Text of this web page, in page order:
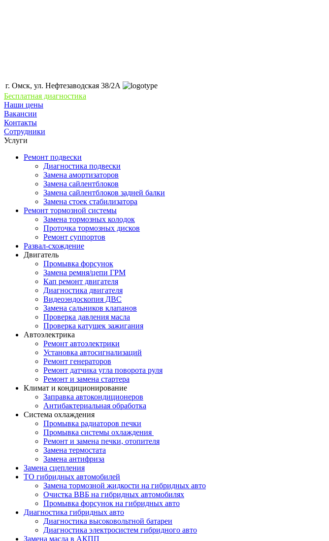
г. Омск, ул. Нефтезаводская 38/2А
Бесплатная диагностика
Наши цены
Вакансии
Контакты
Сотрудники
Услуги
Ремонт подвески
Диагностика подвески
Замена амортизаторов
Замена сайлентблоков
Замена сайлентблоков задней балки
Замена стоек стабилизатора
Ремонт тормозной системы
Замена тормозных колодок
Проточка тормозных дисков
Ремонт суппортов
Развал-схождение
Двигатель
Промывка форсунок
Замена ремня/цепи ГРМ
Кап ремонт двигателя
Диагностика двигателя
Видеоэндоскопия ДВС
Замена сальников клапанов
Проверка давления масла
Проверка катушек зажигания
Автоэлектрика
Ремонт автоэлектрики
Установка автосигнализаций
Ремонт генераторов
Ремонт датчика угла поворота руля
Ремонт и замена стартера
Климат и кондиционирование
Заправка автокондиционеров
Антибактериальная обработка
Система охлаждения
Промывка радиаторов печки
Промывка системы охлаждения
Ремонт и замена печки, отопителя
Замена термостата
Замена антифриза
Замена сцепления
ТО гибридных автомобилей
Замена тормозной жидкости на гибридных авто
Очистка ВВБ на гибридных автомобилях
Промывка форсунок на гибридных авто
Диагностика гибридных авто
Диагностика высоковольтной батареи
Диагностика электросистем гибридного авто
Замена масла в АКПП